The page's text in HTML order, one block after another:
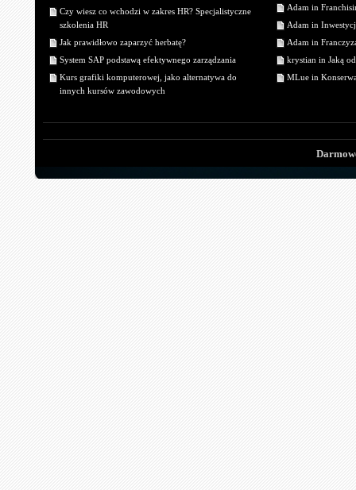
Czy wiesz co wchodzi w zakres HR? Specjalistyczne
szkolenia HR
Jak prawidłowo zaparzyć herbatę?
System SAP podstawą efektywnego zarządzania
Kurs grafiki komputerowej, jako alternatywa do
innych kursów zawodowych
Adam in
Adam in
Adam in
krystian in Jaką
MLue in